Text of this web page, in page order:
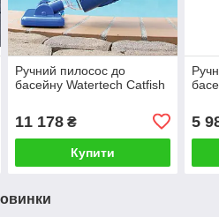
Ручний пилосос до
басейну Watertech Catfish
11 178₴
Купити
5